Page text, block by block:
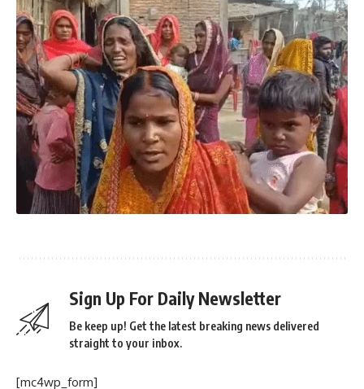
Sign Up For Daily Newsletter
Be keep up! Get the latest breaking news delivered
straight to your inbox.
[mc4wp_form]